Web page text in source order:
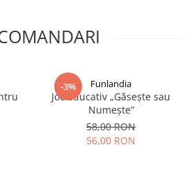
-3% Funlandia
Joc educativ „Găsește sau
Numește”
58,00 RON
56,00 RON